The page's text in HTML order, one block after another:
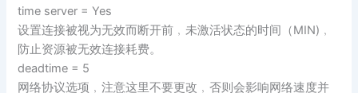
time server = Yes
设置连接被视为无效而断开前﹐未激活状态的时间（MIN)﹐
防止资源被无效连接耗费。
deadtime = 5
网络协议选项﹐注意这里不要更改﹐否则会影响网络速度并